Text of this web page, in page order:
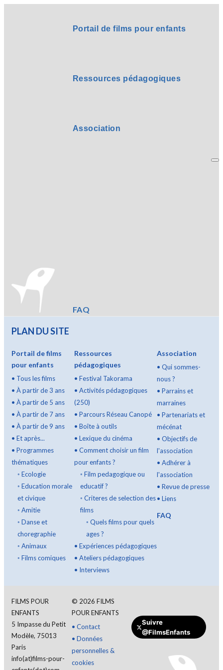
Portail de films pour enfants
Ressources pédagogiques
Association
FAQ
PLAN DU SITE
Portail de films
pour enfants
• Tous les films
• À partir de 3 ans
• À partir de 5 ans
• À partir de 7 ans
• À partir de 9 ans
• Et après...
• Programmes
thématiques
◦ Ecologie
◦ Education morale
et civique
◦ Amitie
◦ Danse et
choregraphie
◦ Animaux
◦ Films comiques
Ressources
pédagogiques
• Festival Takorama
• Activités pédagogiques
(250)
• Parcours Réseau Canopé
• Boîte à outils
• Lexique du cinéma
• Comment choisir un film
pour enfants ?
◦ Film pedagogique ou
educatif ?
◦ Criteres de selection des
films
◦ Quels films pour quels
ages ?
• Expériences pédagogiques
• Ateliers pédagogiques
• Interviews
Association
•Qui sommes-
nous ?
•Parrains et
marraines
•Partenariats et
mécénat
•Objectifs de
l'association
•Adhérer à
l'association
•Revue de presse
•Liens
FAQ
FILMS POUR
ENFANTS
5 Impasse du Petit
Modèle, 75013
Paris
info(at)films-pour-
© 2026 FILMS
POUR ENFANTS
• Contact
• Données
personnelles &
cookies
Suivre
@FilmsEnfants